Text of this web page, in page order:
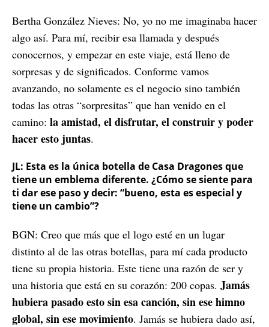
Bertha González Nieves: No, yo no me imaginaba hacer
algo así. Para mí, recibir esa llamada y después
conocernos, y empezar en este viaje, está lleno de
sorpresas y de significados. Conforme vamos
avanzando, no solamente es el negocio sino también
todas las otras “sorpresitas” que han venido en el
camino: la amistad, el disfrutar, el construir y poder
hacer esto juntas.
JL: Esta es la única botella de Casa Dragones que
tiene un emblema diferente. ¿Cómo se siente para
ti dar ese paso y decir: “bueno, esta es especial y
tiene un cambio”?
BGN: Creo que más que el logo esté en un lugar
distinto al de las otras botellas, para mí cada producto
tiene su propia historia. Este tiene una razón de ser y
una historia que está en su corazón: 200 copas. Jamás
hubiera pasado esto sin esa canción, sin ese himno
global, sin ese movimiento. Jamás se hubiera dado así,